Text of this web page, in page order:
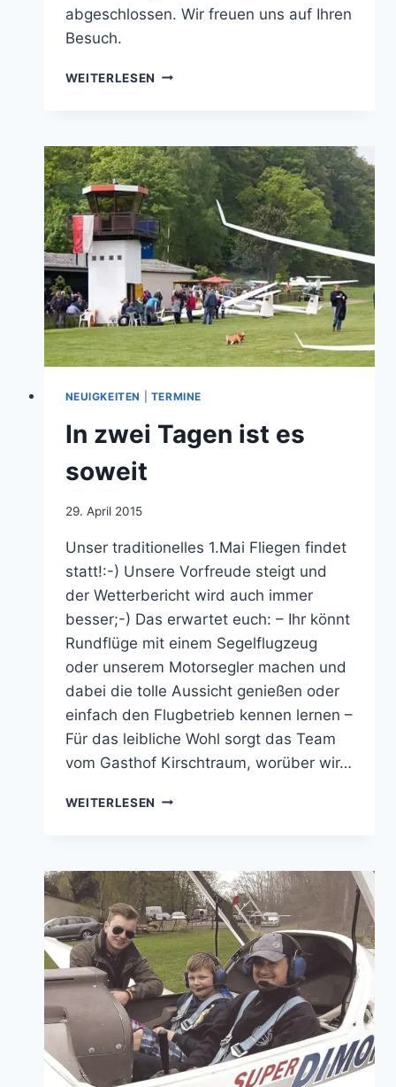
abgeschlossen. Wir freuen uns auf Ihren
Besuch.
WEITERLESEN 1.
NEUIGKEITEN TERMINE
In zwei Tagen ist es
soweit
Von
29. April 2015
Unser traditionelles 1.Mai Fliegen findet
statt!:-) Unsere Vorfreude steigt und
der Wetterbericht wird auch immer
besser;-) Das erwartet euch: – Ihr könnt
Rundflüge mit einem Segelflugzeug
oder unserem Motorsegler machen und
dabei die tolle Aussicht genießen oder
einfach den Flugbetrieb kennen lernen –
Für das leibliche Wohl sorgt das Team
vom Gasthof Kirschtraum, worüber wir…
WEITERLESEN IN
ES
SOWEIT